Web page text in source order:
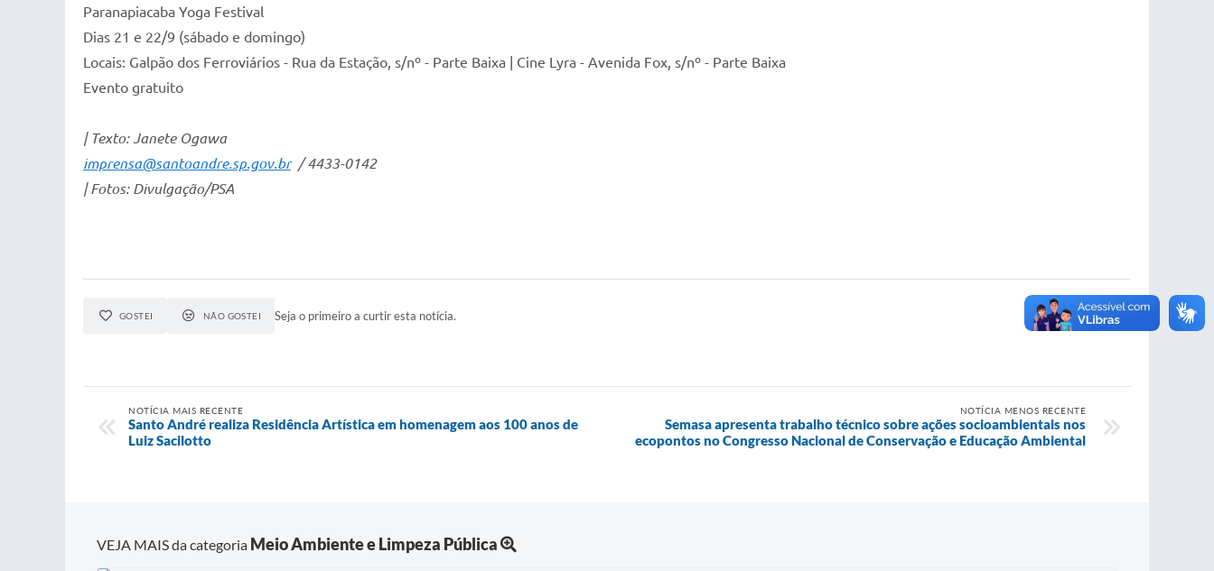
Paranapiacaba Yoga Festival
Dias 21 e 22/9 (sábado e domingo)
Locais: Galpão dos Ferroviários - Rua da Estação, s/nº - Parte Baixa | Cine Lyra - Avenida Fox, s/nº - Parte Baixa
Evento gratuito
| Texto: Janete Ogawa
imprensa@santoandre.sp.gov.br / 4433-0142
| Fotos: Divulgação/PSA
GOSTEI NÃO GOSTEI Seja o primeiro a curtir esta notícia.
NOTÍCIA MAIS RECENTE
Santo André realiza Residência Artística em homenagem aos 100 anos de
Luiz Sacilotto
NOTÍCIA MENOS RECENTE
Semasa apresenta trabalho técnico sobre ações socioambientais nos
ecopontos no Congresso Nacional de Conservação e Educação Ambiental
VEJA MAIS da categoria Meio Ambiente e Limpeza Pública